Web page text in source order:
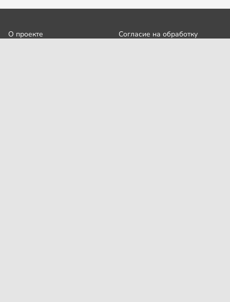
О проекте
Согласие на обработку